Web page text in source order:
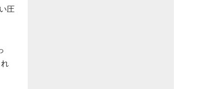
圧